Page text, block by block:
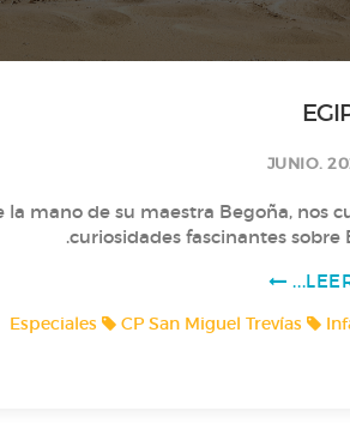
la mano de su maestra Begoña, nos
curiosidades fascinantes sobre
CP San Miguel Trevías